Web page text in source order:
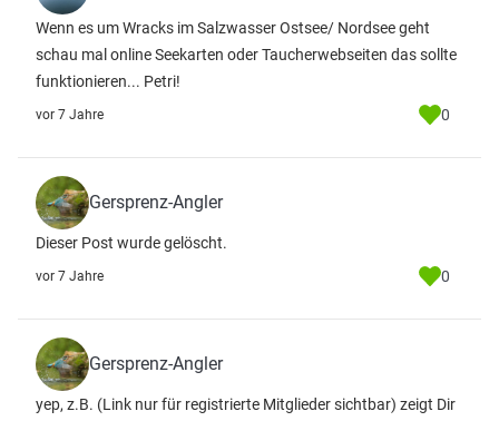
Wenn es um Wracks im Salzwasser Ostsee/ Nordsee geht
schau mal online Seekarten oder Taucherwebseiten das sollte
funktionieren... Petri!
vor 7 Jahre 0
Gersprenz-Angler
Dieser Post wurde gelöscht.
vor 7 Jahre 0
Gersprenz-Angler
yep, z.B. (Link nur für registrierte Mitglieder sichtbar) zeigt Dir